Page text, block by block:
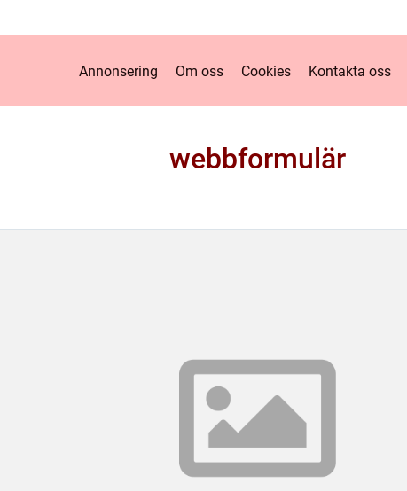
Annonsering Om oss Cookies Kontakta oss
webbformulär